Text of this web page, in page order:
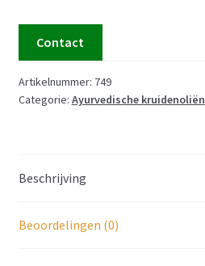
Contact
Artikelnummer: 749
Categorie: Ayurvedische kruidenoliën
Beschrijving
Beoordelingen (0)